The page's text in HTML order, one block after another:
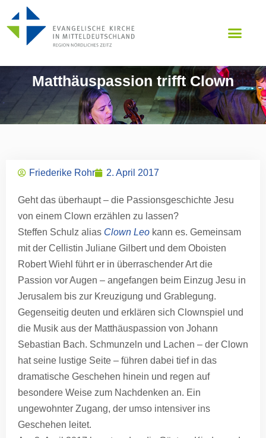
Matthäuspassion trifft Clown
Friederike Rohr 2. April 2017
Geht das überhaupt – die Passionsgeschichte Jesu
von einem Clown erzählen zu lassen?
Steffen Schulz alias Clown Leo kann es. Gemeinsam
mit der Cellistin Juliane Gilbert und dem Oboisten
Robert Wiehl führt er in überraschender Art die
Passion vor Augen – angefangen beim Einzug Jesu in
Jerusalem bis zur Kreuzigung und Grablegung.
Gegenseitig deuten und erklären sich Clownspiel und
die Musik aus der Matthäuspassion von Johann
Sebastian Bach. Schmunzeln und Lachen – der Clown
hat seine lustige Seite – führen dabei tief in das
dramatische Geschehen hinein und regen auf
besondere Weise zum Nachdenken an. Ein
ungewohnter Zugang, der umso intensiver ins
Geschehen leitet.